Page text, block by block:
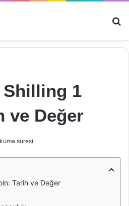
1
ve Değer
süresi
Tarih ve Değer